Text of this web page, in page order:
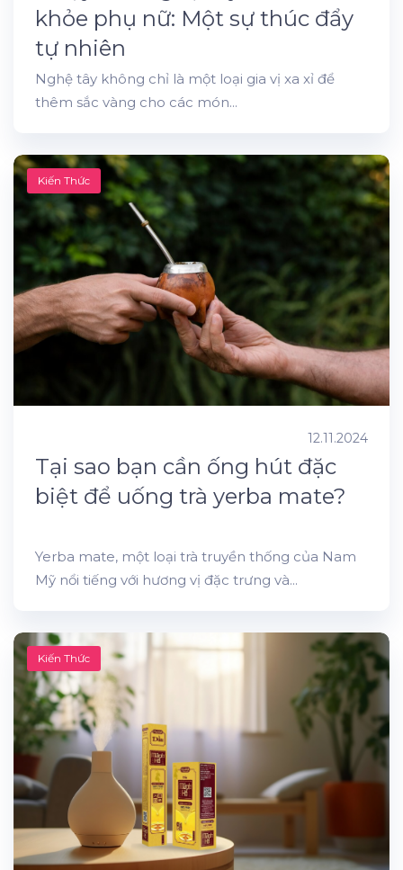
khỏe phụ nữ: Một sự thúc đẩy
tự nhiên
Nghệ tây không chỉ là một loại gia vị xa xỉ để
thêm sắc vàng cho các món...
Kiến Thức
12.11.2024
Tại sao bạn cần ống hút đặc
biệt để uống trà yerba mate?
Yerba mate, một loại trà truyền thống của Nam
Mỹ nổi tiếng với hương vị đặc trưng và...
Kiến Thức